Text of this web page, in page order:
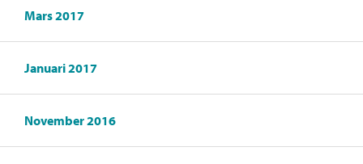
Mars 2017
Januari 2017
November 2016